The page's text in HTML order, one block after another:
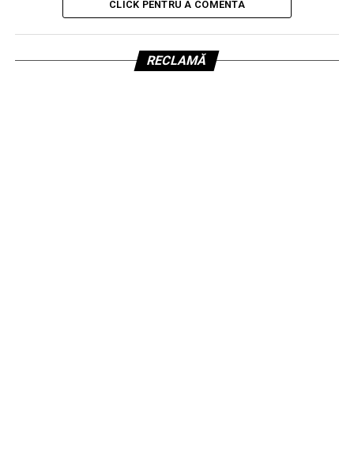
CLICK PENTRU A COMENTA
RECLAMĂ